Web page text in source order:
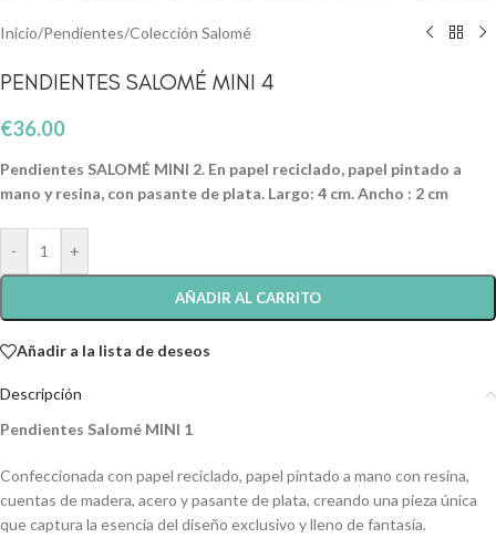
Inicio/Pendientes/Colección Salomé
PENDIENTES SALOMÉ MINI 4
€36.00
Pendientes SALOMÉ MINI 2. En papel reciclado, papel pintado a
mano y resina, con pasante de plata. Largo: 4 cm. Ancho : 2 cm
- +
AÑADIR AL CARRITO
Añadir a la lista de deseos
Descripción
Pendientes Salomé MINI 1
Confeccionada con papel reciclado, papel pintado a mano con resina,
cuentas de madera, acero y pasante de plata, creando una pieza única
que captura la esencia del diseño exclusivo y lleno de fantasía.